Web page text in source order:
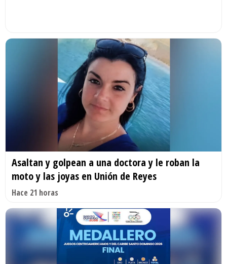
Asaltan y golpean a una doctora y le roban la
moto y las joyas en Unión de Reyes
Hace 21 horas